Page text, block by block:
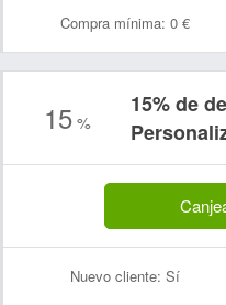
Compra mínima: 0 €
15 %
15% de
Nuevo cliente: Sí